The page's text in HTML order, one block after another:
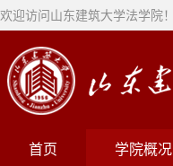
欢迎访问山东建筑大学法学院！
首页 学院概况